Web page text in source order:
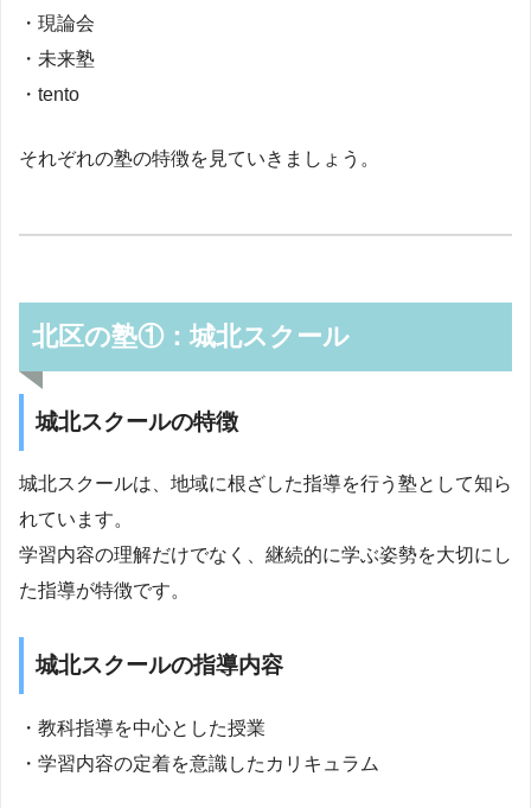
・現論会
・未来塾
・tento
それぞれの塾の特徴を見ていきましょう。
北区の塾①：城北スクール
城北スクールの特徴
城北スクールは、地域に根ざした指導を行う塾として知ら
れています。
学習内容の理解だけでなく、継続的に学ぶ姿勢を大切にし
た指導が特徴です。
城北スクールの指導内容
・教科指導を中心とした授業
・学習内容の定着を意識したカリキュラム